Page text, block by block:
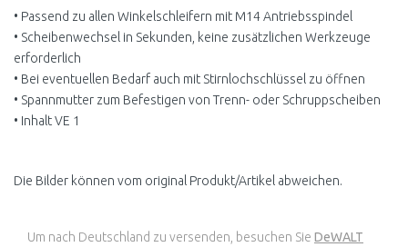
• Passend zu allen Winkelschleifern mit M14 Antriebsspindel
• Scheibenwechsel in Sekunden, keine zusätzlichen Werkzeuge
erforderlich
• Bei eventuellen Bedarf auch mit Stirnlochschlüssel zu öffnen
• Spannmutter zum Befestigen von Trenn- oder Schruppscheiben
• Inhalt VE 1
Die Bilder können vom original Produkt/Artikel abweichen.
Um nach Deutschland zu versenden, besuchen Sie DeWALT